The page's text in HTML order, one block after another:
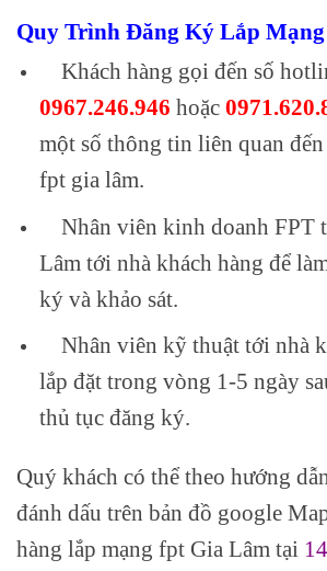
Quy Trình Đăng Ký Lắp
Khách hàng gọi đến số
0967.246.946 hoặc
một số thông tin liên quan
fpt gia lâm.
Nhân viên kinh doanh FPT
Lâm tới nhà khách hàng để
ký và khảo sát.
Nhân viên kỹ thuật tới nhà
lắp đặt trong vòng 1-5 ngày
thủ tục đăng ký.
Quý khách có thể theo hướng
đánh dấu trên bản đồ google
hàng lắp mạng fpt Gia Lâm tại